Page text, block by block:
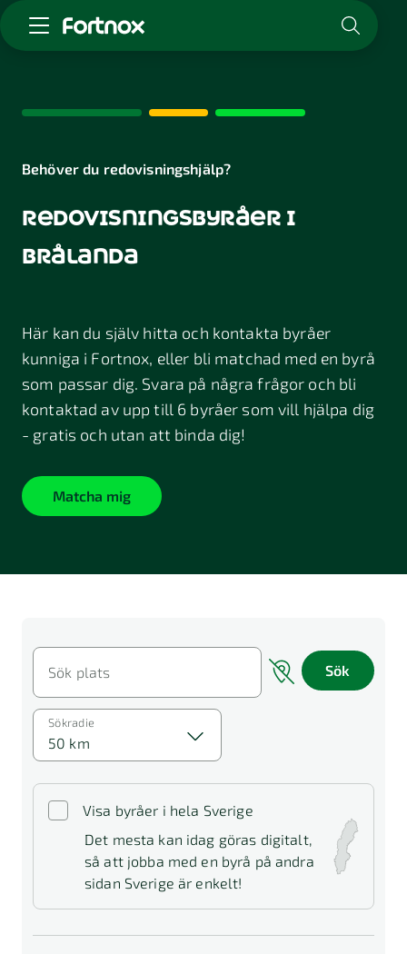
Skaffa Fortnox
Kunskap & inspiration
Logga in
Kontakt
Behöver du redovisningshjälp?
redovisningsbyråer i
brålanda
Här kan du själv hitta och kontakta byråer
kunniga i Fortnox, eller bli matchad med en byrå
som passar dig. Svara på några frågor och bli
kontaktad av upp till 6 byråer som vill hjälpa dig
- gratis och utan att binda dig!
Matcha mig
Sök plats Sök
Visa byråer i hela Sverige
Det mesta kan idag göras digitalt,
så att jobba med en byrå på andra
sidan Sverige är enkelt!
Sökradie
50 km